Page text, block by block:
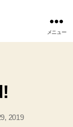
メニュー
2019